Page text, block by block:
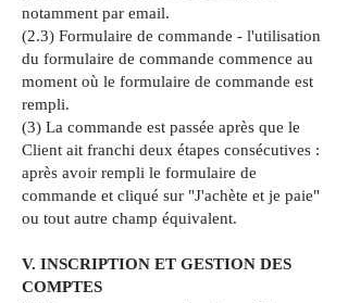
notamment par email.
(2.3) Formulaire de commande - l'utilisation
du formulaire de commande commence au
moment où le formulaire de commande est
rempli.
(3) La commande est passée après que le
Client ait franchi deux étapes consécutives :
après avoir rempli le formulaire de
commande et cliqué sur "J'achète et je paie"
ou tout autre champ équivalent.
V. INSCRIPTION ET GESTION DES
COMPTES